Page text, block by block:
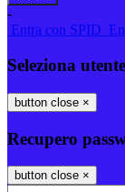
-
Entra con SPID
Seleziona utente
button close ×
Recupero
button close ×